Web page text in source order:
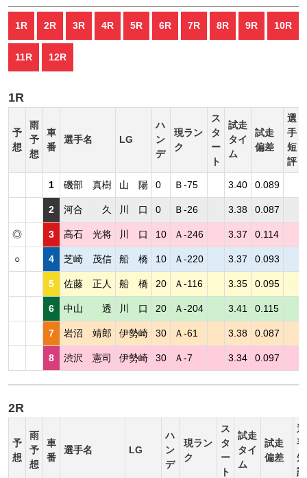
1R 2R 3R 4R 5R 6R 7R 8R 9R 10R
11R 12R
1R
予
想
雨
予
想
車
番
選手名 LG
ハ
ン
デ
現ラン
ク
ス
タ
ー
ト
試走
タイ
ム
試走
偏差
選
手
短
評
1 磯部 真樹 山 陽 0 Ｂ-75 3.40 0.089
2 河合 久 川 口 0 Ｂ-26 3.38 0.087
◎ 3 高石 光将 川 口 10 Ａ-246 3.37 0.114
○ 4 芝崎 茂信 船 橋 10 Ａ-220 3.37 0.093
5 佐藤 正人 船 橋 20 Ａ-116 3.35 0.095
6 中山 透 川 口 20 Ａ-204 3.41 0.115
7 岩沼 靖郎 伊勢崎 30 Ａ-61 3.38 0.087
8 渋沢 憲司 伊勢崎 30 Ａ-7 3.34 0.097
2R
予
想
雨
予
想
車
番
選手名 LG
ハ
ン
デ
現ラン
ク
ス
タ
ー
ト
試走
タイ
ム
試走
偏差
選
手
短
評